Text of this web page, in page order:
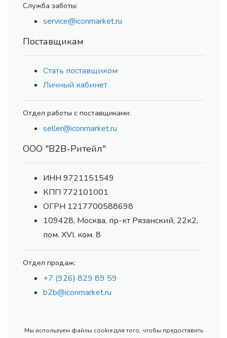
Служба заботы:
service@iconmarket.ru
Поставщикам
Стать поставщиком
Личный кабинет
Отдел работы с поставщиками:
seller@iconmarket.ru
ООО "В2В-Ритейл"
ИНН 9721151549
КПП 772101001
ОГРН 1217700588698
109428, Москва, пр-кт Рязанский, 22к2,
пом. XVI, ком. 8
Отдел продаж:
+7 (926) 829 89 59
b2b@iconmarket.ru
Мы используем файлы cookie для того, чтобы предоставить